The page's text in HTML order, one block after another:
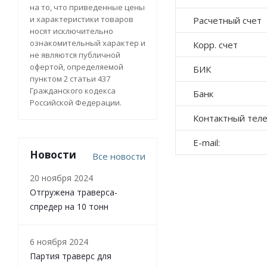
Расчетный счет
Корр. счет
БИК
Банк
Контактный
E-mail:
на то, что приведенные цены
и характеристики товаров
носят исключительно
ознакомительный характер и
не являются публичной
офертой, определяемой
пунктом 2 статьи 437
Гражданского кодекса
Российской Федерации.
Новости Все новости
20 ноября 2024
Отгружена траверса-
спредер на 10 тонн
6 ноября 2024
Партия траверс для